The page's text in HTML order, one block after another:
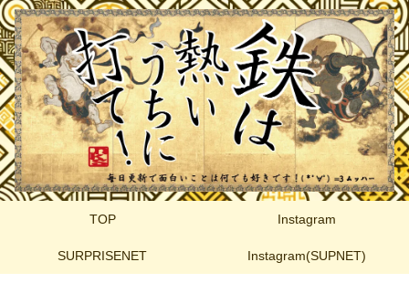
TOP Instagram
SURPRISENET Instagram(SUPNET)